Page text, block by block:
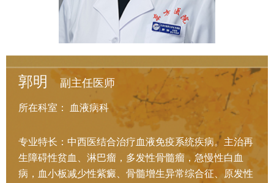
郭明 副主任医师
所在科室： 血液病科
专业特长：中西医结合治疗血液免疫系统疾病。主治再
生障碍性贫血、淋巴瘤，多发性骨髓瘤，急慢性白血
病，血小板减少性紫癜、骨髓增生异常综合征、原发性